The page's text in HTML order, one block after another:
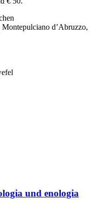
Montepulciano d’Abruzzo,
und enologia